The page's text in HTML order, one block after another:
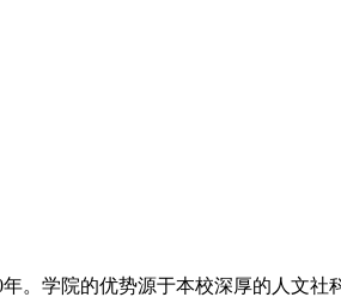
。学院的优势源于本校深厚的人文